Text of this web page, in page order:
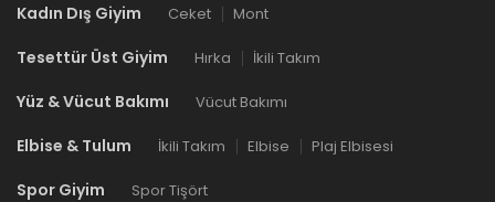
Kadın Dış Giyim Ceket Mont
Tesettür Üst Giyim Hırka İkili Takım
Yüz & Vücut Bakımı Vücut Bakımı
Elbise & Tulum İkili Takım Elbise Plaj Elbisesi
Spor Giyim Spor Tişört